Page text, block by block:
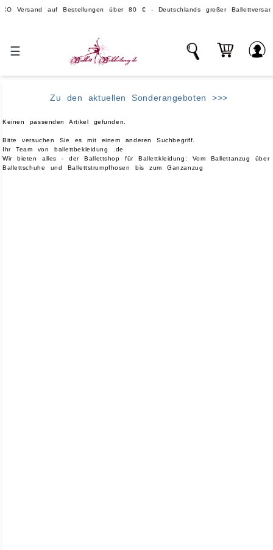
Versand auf Bestellungen über 80 € - Deutschlands großer Ballettversand.
☰
Zu den aktuellen Sonderangeboten >>>
Keinen passenden Artikel gefunden.
Bitte versuchen Sie es mit einem anderen Suchbegriff.
Ihr Team von ballettbekleidung .de
Wir bieten alles - der Ballettshop für Ballettkleidung: Vom Ballettanzug über
Ballettschuhe und Ballettstrumpfhosen bis zum Ganzanzug